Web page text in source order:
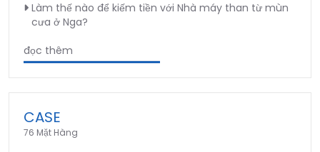
Làm thế nào để kiếm tiền với Nhà máy than từ mùn
cưa ở Nga?
đọc thêm
CASE
76 Mặt Hàng